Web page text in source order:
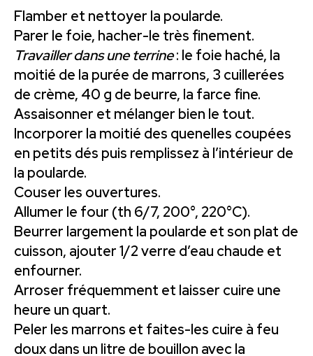
Flamber et nettoyer la poularde.
Parer le foie, hacher-le très finement.
Travailler dans une terrine: le foie haché, la
moitié de la purée de marrons, 3 cuillerées
de crème, 40 g de beurre, la farce fine.
Assaisonner et mélanger bien le tout.
Incorporer la moitié des quenelles coupées
en petits dés puis remplissez à l’intérieur de
la poularde.
Couser les ouvertures.
Allumer le four (th 6/7, 200°, 220°C).
Beurrer largement la poularde et son plat de
cuisson, ajouter 1/2 verre d’eau chaude et
enfourner.
Arroser fréquemment et laisser cuire une
heure un quart.
Peler les marrons et faites-les cuire à feu
doux dans un litre de bouillon avec la